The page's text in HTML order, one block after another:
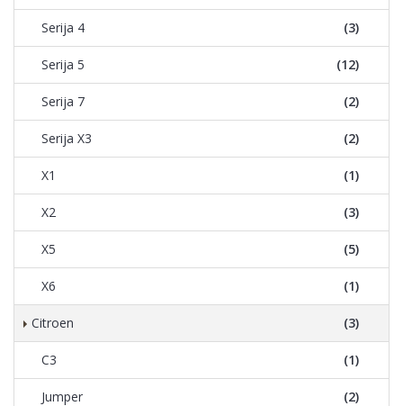
Serija 4 (3)
Serija 5 (12)
Serija 7 (2)
Serija X3 (2)
X1 (1)
X2 (3)
X5 (5)
X6 (1)
Citroen (3)
C3 (1)
Jumper (2)